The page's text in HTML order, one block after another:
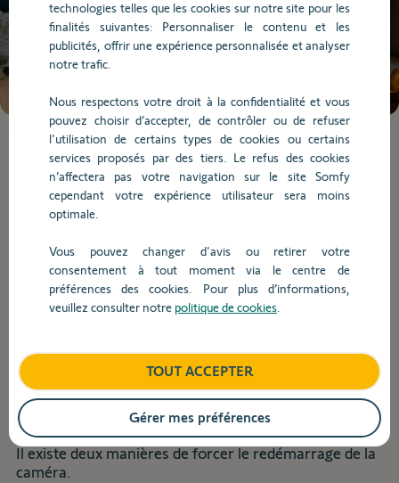
redirigé
description
détaillée
question.
Besoin d’aide ?
Lorsque
valeurs
barre
recherche,
suggestions
s'affichent
automatiquement
pour
faciliter
la
sélection.
Utilisation
Retour
Comment redémarrer la Somfy
Produit concerné :
Somfy Outdoor Caméra
Il existe deux manières de forcer le redémarrage de la
caméra.
technologies telles que les cookies sur notre site pour les
finalités suivantes: Personnaliser le contenu et les
publicités, offrir une expérience personnalisée et analyser
notre trafic.
Nous respectons votre droit à la confidentialité et vous
pouvez choisir d’accepter, de contrôler ou de refuser
l'utilisation de certains types de cookies ou certains
services proposés par des tiers. Le refus des cookies
n’affectera pas votre navigation sur le site Somfy
cependant votre expérience utilisateur sera moins
optimale.
Vous pouvez changer d'avis ou retirer votre
consentement à tout moment via le centre de
préférences des cookies. Pour plus d’informations,
veuillez consulter notre politique de cookies
TOUT ACCEPTER
Gérer mes préférences